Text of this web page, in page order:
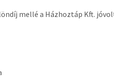
mellé a Házhoztáp Kft.